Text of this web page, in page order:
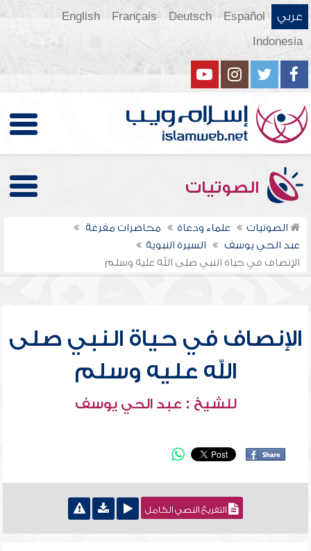
عربي Español
Deutsch
Français
English
Indonesia
الصوتيات
الصوتيات علماء ودعاة
محاضرات مفرغة
عبد الحي يوسف
السيرة النبوية
الإنصاف في حياة النبي صلى الله عليه وسلم
الإنصاف في حياة النبي صلى
الله عليه وسلم
للشيخ : عبد الحي يوسف
التفريغ النصي الكامل